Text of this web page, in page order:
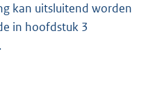
kan uitsluitend worden
in hoofdstuk 3